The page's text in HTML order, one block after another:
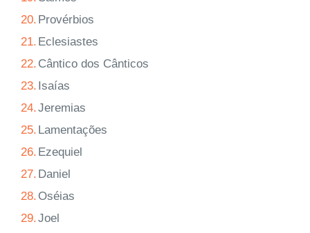
20. Provérbios
21. Eclesiastes
22. Cântico dos Cânticos
23. Isaías
24.Jeremias
25. Lamentações
26. Ezequiel
27. Daniel
28. Oséias
29.Joel